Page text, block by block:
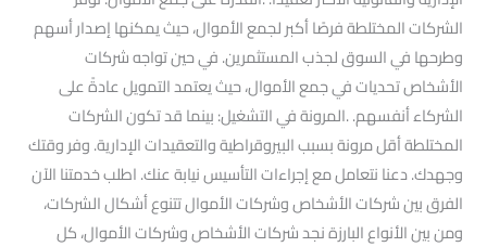
الشركات المختلطة فرصًا أكبر لجمع الأموال، حيث يمكنها إصدار أسهم
وطرحها في السوق لجذب المستثمرين. في حين تواجه شركات
الأشخاص تحديات في جمع الأموال، حيث يعتمد التمويل عادةً على
الشركاء أنفسهم. .المرونة في التشغيل: بينما قد تكون الشركات
المختلطة أقل مرونة بسبب البيروقراطية والتعقيدات الإدارية. وفر وقتك
وجهدك. دعنا نتعامل مع إجراءات التأسيس نيابة عنك. اطلب خدمتنا الآن
الفرق بين شركات الأشخاص وشركات الأموال تتنوع أشكال الشركات،
ومن بين الأنواع البارزة نجد شركات الأشخاص وشركات الأموال، كل